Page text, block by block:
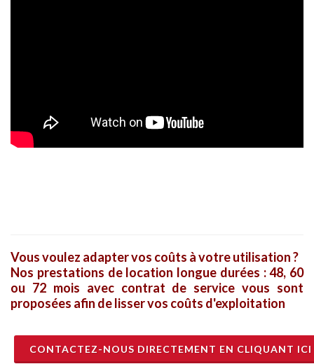
Vous voulez adapter vos coûts à votre utilisation ?
Nos prestations de location longue durées : 48, 60
ou 72 mois avec contrat de service vous sont
proposées afin de lisser vos coûts d'exploitation
CONTACTEZ-NOUS DIRECTEMENT EN CLIQUANT